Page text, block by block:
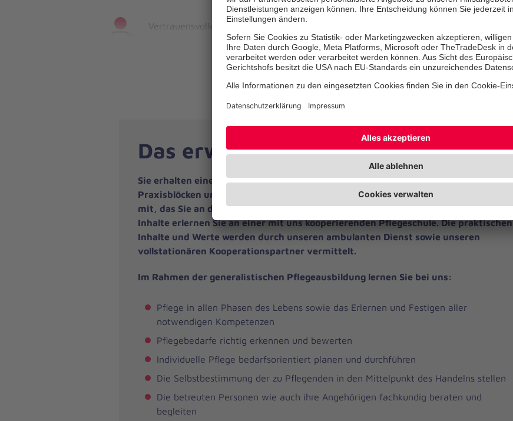
Vertrauensvolle
Sonn- und Feiertagen
Weitere VorteileWeniger anzeigen
Das erwartet Sie
Sie erhalten eine 3-jährige generalistische Pflegeausbildung mit Theorie und
Praxisblöcken und arbeiten in einem erfahrenen und multiprofessionellen Team
mit, das Sie an die Hand nimmt, begleitet und stetig anleitet. Die theoretischen
Inhalte erlernen Sie an einer mit uns kooperierenden Pflegeschule. Die praktischen
Inhalte und Werte werden durch unseren ambulanten Dienst sowie unseren
vollstationären Kooperationspartner vermittelt.
Im Rahmen der generalistischen Pflegeausbildung lernen Sie bei uns:
Pflege in allen Phasen des Lebens sowie das Erlernen und Festigen aller
notwendigen Kompetenzen
Pflegebedarfe richtig erkennen und bewerten
Individuelle Pflege bedarfsorientiert planen und durchführen
Die Selbstbestimmung der zu Pflegenden in den Mittelpunkt des Handelns stellen
Die betreuten Personen wie auch ihre Angehörigen fachkundig beraten und
begleiten